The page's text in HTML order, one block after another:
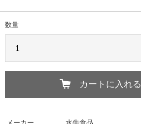
数量
カートに入れる